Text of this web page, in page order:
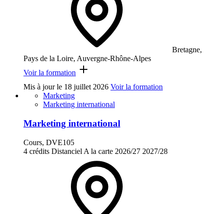
Bretagne,
Pays de la Loire, Auvergne-Rhône-Alpes
Voir la formation
Mis à jour le 18 juillet 2026 Voir la formation
Marketing
Marketing international
Marketing international
Cours, DVE105
4 crédits Distanciel A la carte 2026/27 2027/28